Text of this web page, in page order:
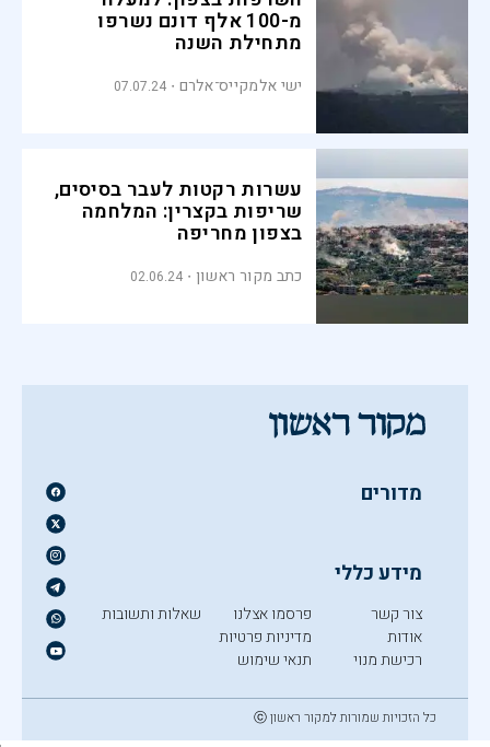
מ-100 אלף דונם נשרפו
מתחילת השנה
ישי אלמקייס־אלרם 07.07.24
עשרות רקטות לעבר בסיסים,
שריפות בקצרין: המלחמה
בצפון מחריפה
כתב מקור ראשון 02.06.24
מדורים
מידע כללי
צור קשר
אודות
רכישת מנוי
פרסמו אצלנו
מדיניות פרטיות
תנאי שימוש
שאלות ותשובות
כל הזכויות שמורות למקור ראשון ⓒ